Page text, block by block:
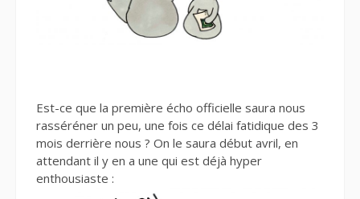
Est-ce que la première écho officielle saura nous
rasséréner un peu, une fois ce délai fatidique des 3
mois derrière nous ? On le saura début avril, en
attendant il y en a une qui est déjà hyper
enthousiaste :